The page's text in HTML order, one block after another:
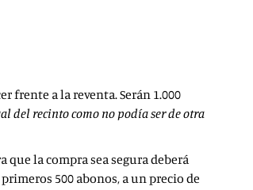
frente a la reventa. Serán 1.000
del recinto como no podía ser de otra
la compra sea segura deberá
500 abonos, a un precio de